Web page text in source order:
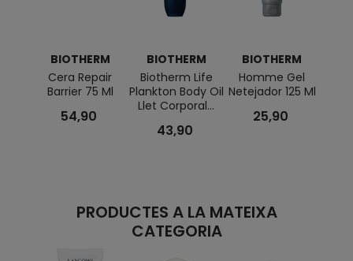
BIOTHERM
Cera Repair
Barrier 75 Ml
54,90
BIOTHERM
Biotherm Life
Plankton Body Oil
Llet Corporal...
43,90
BIOTHERM
Homme Gel
Netejador 125 Ml
25,90
PRODUCTES A LA MATEIXA
CATEGORIA